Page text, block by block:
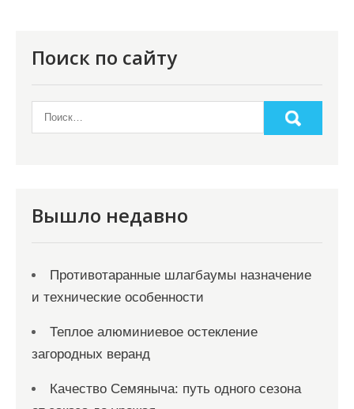
Поиск по сайту
Вышло недавно
Противотаранные шлагбаумы назначение
и технические особенности
Теплое алюминиевое остекление
загородных веранд
Качество Семяныча: путь одного сезона